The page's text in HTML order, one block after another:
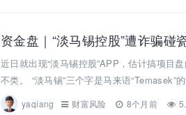
资金盘｜“淡马锡控股”遭诈骗
近日就出现“淡马锡控股”APP，估计搞项目
不类。 “淡马锡”三个字是马来语“Temasek”
yaqiang 财富风险 8个月前